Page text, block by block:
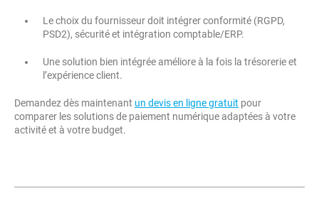
Le choix du fournisseur doit intégrer conformité (RGPD,
PSD2), sécurité et intégration comptable/ERP.
Une solution bien intégrée améliore à la fois la trésorerie et
l’expérience client.
Demandez dès maintenant un devis en ligne gratuit pour
comparer les solutions de paiement numérique adaptées à votre
activité et à votre budget.